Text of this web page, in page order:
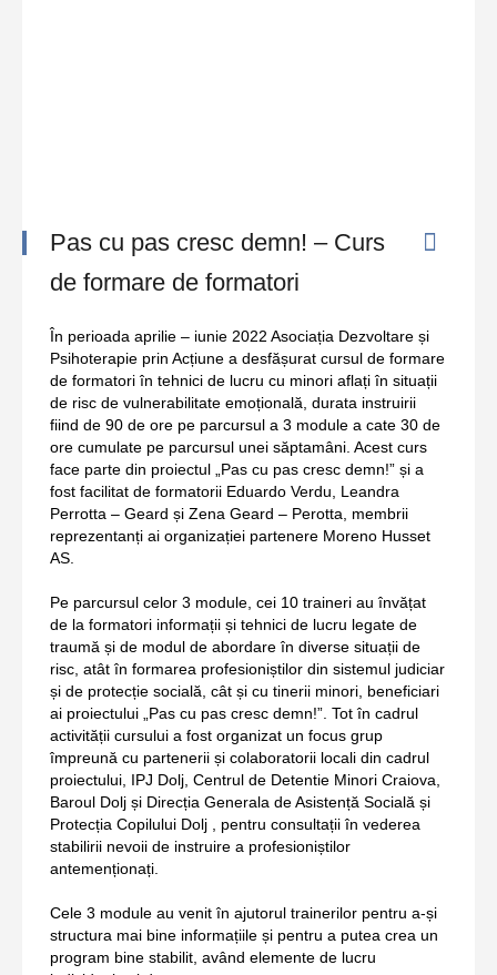
Pas cu pas cresc demn! – Curs
de formare de formatori
În perioada aprilie – iunie 2022 Asociația Dezvoltare și
Psihoterapie prin Acțiune a desfășurat cursul de formare
de formatori în tehnici de lucru cu minori aflați în situații
de risc de vulnerabilitate emoțională, durata instruirii
fiind de 90 de ore pe parcursul a 3 module a cate 30 de
ore cumulate pe parcursul unei săptamâni. Acest curs
face parte din proiectul „Pas cu pas cresc demn!” și a
fost facilitat de formatorii Eduardo Verdu, Leandra
Perrotta – Geard și Zena Geard – Perotta, membrii
reprezentanți ai organizației partenere Moreno Husset
AS.
Pe parcursul celor 3 module, cei 10 traineri au învățat
de la formatori informații și tehnici de lucru legate de
traumă și de modul de abordare în diverse situații de
risc, atât în formarea profesioniștilor din sistemul judiciar
și de protecție socială, cât și cu tinerii minori, beneficiari
ai proiectului „Pas cu pas cresc demn!”. Tot în cadrul
activității cursului a fost organizat un focus grup
împreună cu partenerii și colaboratorii locali din cadrul
proiectului, IPJ Dolj, Centrul de Detentie Minori Craiova,
Baroul Dolj și Direcția Generala de Asistență Socială și
Protecția Copilului Dolj , pentru consultații în vederea
stabilirii nevoii de instruire a profesioniștilor
antemenționați.
Cele 3 module au venit în ajutorul trainerilor pentru a-și
structura mai bine informațiile și pentru a putea crea un
program bine stabilit, având elemente de lucru